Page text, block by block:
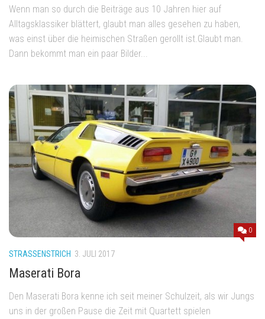
Wenn man so durch die Beiträge aus 10 Jahren hier auf
Alltagsklassiker blättert, glaubt man alles gesehen zu haben,
was einst über die heimischen Straßen gerollt ist.Glaubt man.
Dann bekommt man ein paar Bilder...
0
STRASSENSTRICH 3. JULI 2017
Maserati Bora
Den Maserati Bora kenne ich seit meiner Schulzeit, als wir Jungs
uns in der großen Pause die Zeit mit Quartett spielen